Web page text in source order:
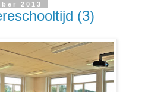
2013
(3)